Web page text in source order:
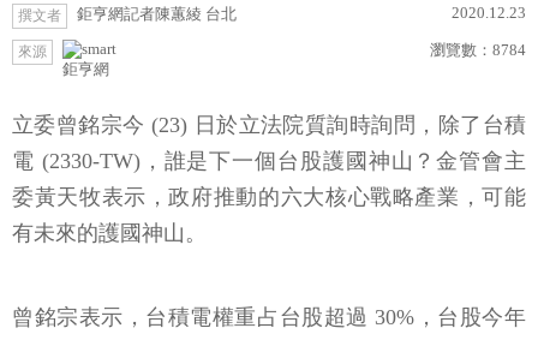
撰文者 鉅亨網記者陳蕙綾 台北 2020.12.23
來源
鉅亨網
瀏覽數： 8784
立委曾銘宗今 (23) 日於立法院質詢時詢問，除了台積
電 (2330-TW)，誰是下一個台股護國神山？金管會主
委黃天牧表示，政府推動的六大核心戰略產業，可能
有未來的護國神山。
曾銘宗表示，台積電權重占台股超過 30%，台股今年